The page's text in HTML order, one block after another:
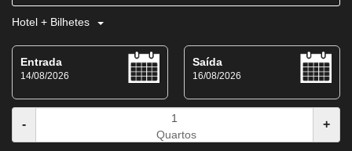
Hotel + Bilhetes
Entrada
14/08/2026
Saída
16/08/2026
-
Quartos
+